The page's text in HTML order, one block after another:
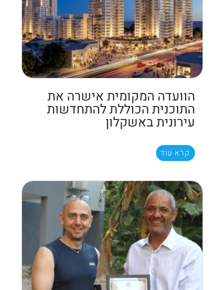
הוועדה המקומית אישרה את
התוכנית הכוללת להתחדשות
עירונית באשקלון
קרא עוד